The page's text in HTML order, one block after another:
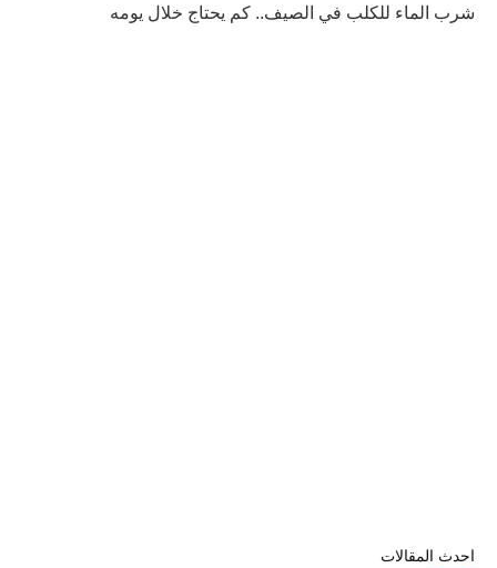
شرب الماء للكلب في الصيف.. كم يحتاج خلال يومه
احدث المقالات